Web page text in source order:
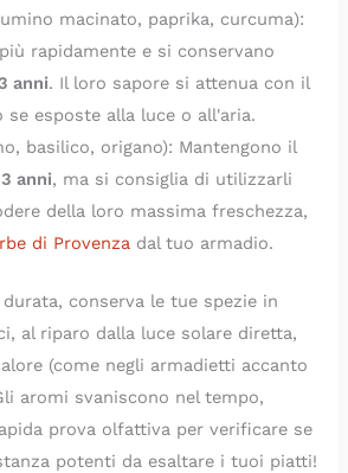
macinato, paprika, curcuma):
rapidamente e si conservano
anni. Il loro sapore si attenua con il
esposte alla luce o all'aria.
basilico, origano): Mantengono il
3 anni, ma si consiglia di utilizzarli
della loro massima freschezza,
di Provenza dal tuo armadio.
conserva le tue spezie in
al riparo dalla luce solare diretta,
(come negli armadietti accanto
aromi svaniscono nel tempo,
prova olfattiva per verificare se
potenti da esaltare i tuoi piatti!